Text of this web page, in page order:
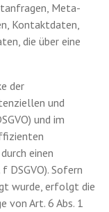
Meta-
Kontaktdaten,
die über eine
der
und
und im
einen
DSGVO). Sofern
wurde, erfolgt die
von Art. 6 Abs. 1